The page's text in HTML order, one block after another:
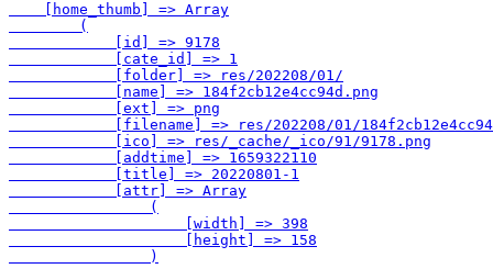
    [home_thumb] => Array
        (
            [id] => 9178
            [cate_id] => 1
            [folder] => res/202208/01/
            [name] => 184f2cb12e4cc94d.png
            [ext] => png
[filename] => res/202208/01/
            [ico] => res/_cache/_ico/91/9178.png
            [addtime] => 1659322110
            [title] => 20220801-1
            [attr] => Array
                (
                    [width] => 398
                    [height] => 158
                )